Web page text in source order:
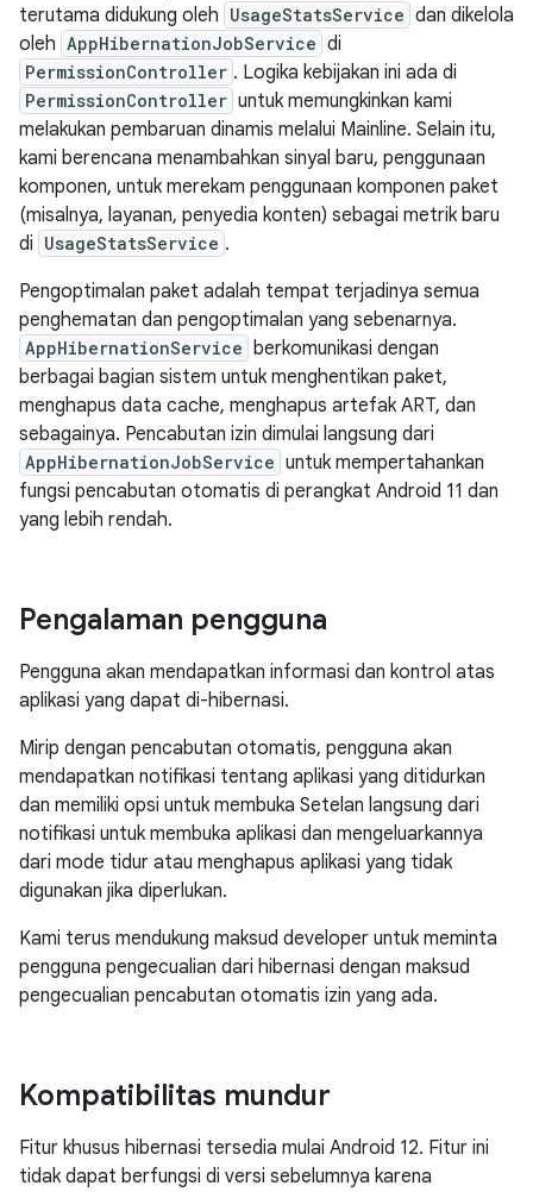
terutama didukung oleh UsageStatsService dan dikelola
oleh AppHibernationJobService di
PermissionController . Logika kebijakan ini ada di
PermissionController untuk memungkinkan kami
melakukan pembaruan dinamis melalui Mainline. Selain itu,
kami berencana menambahkan sinyal baru, penggunaan
komponen, untuk merekam penggunaan komponen paket
(misalnya, layanan, penyedia konten) sebagai metrik baru
di UsageStatsService .
Pengoptimalan paket adalah tempat terjadinya semua
penghematan dan pengoptimalan yang sebenarnya.
AppHibernationService berkomunikasi dengan
berbagai bagian sistem untuk menghentikan paket,
menghapus data cache, menghapus artefak ART, dan
sebagainya. Pencabutan izin dimulai langsung dari
AppHibernationJobService untuk mempertahankan
fungsi pencabutan otomatis di perangkat Android 11 dan
yang lebih rendah.
Pengalaman pengguna
Pengguna akan mendapatkan informasi dan kontrol atas
aplikasi yang dapat di-hibernasi.
Mirip dengan pencabutan otomatis, pengguna akan
mendapatkan notifikasi tentang aplikasi yang ditidurkan
dan memiliki opsi untuk membuka Setelan langsung dari
notifikasi untuk membuka aplikasi dan mengeluarkannya
dari mode tidur atau menghapus aplikasi yang tidak
digunakan jika diperlukan.
Kami terus mendukung maksud developer untuk meminta
pengguna pengecualian dari hibernasi dengan maksud
pengecualian pencabutan otomatis izin yang ada.
Kompatibilitas mundur
Fitur khusus hibernasi tersedia mulai Android 12. Fitur ini
tidak dapat berfungsi di versi sebelumnya karena